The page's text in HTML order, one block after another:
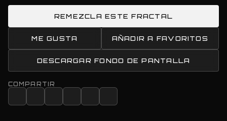
REMEZCLA ESTE FRACTAL
ME GUSTA AÑADIR A FAVORITOS
DESCARGAR FONDO DE PANTALLA
COMPARTIR